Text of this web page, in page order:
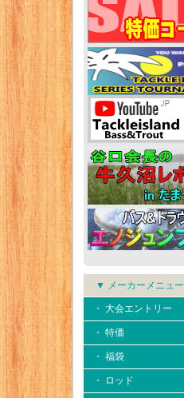
▼ メーカーメニュー
・ 大会エントリー
・ 特価
・ 福袋
・ ロッド